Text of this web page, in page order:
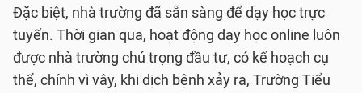
Đặc biệt, nhà trường đã sẵn sàng để dạy học trực
tuyến. Thời gian qua, hoạt động dạy học online luôn
được nhà trường chú trọng đầu tư, có kế hoạch cụ
thể, chính vì vậy, khi dịch bệnh xảy ra, Trường Tiểu